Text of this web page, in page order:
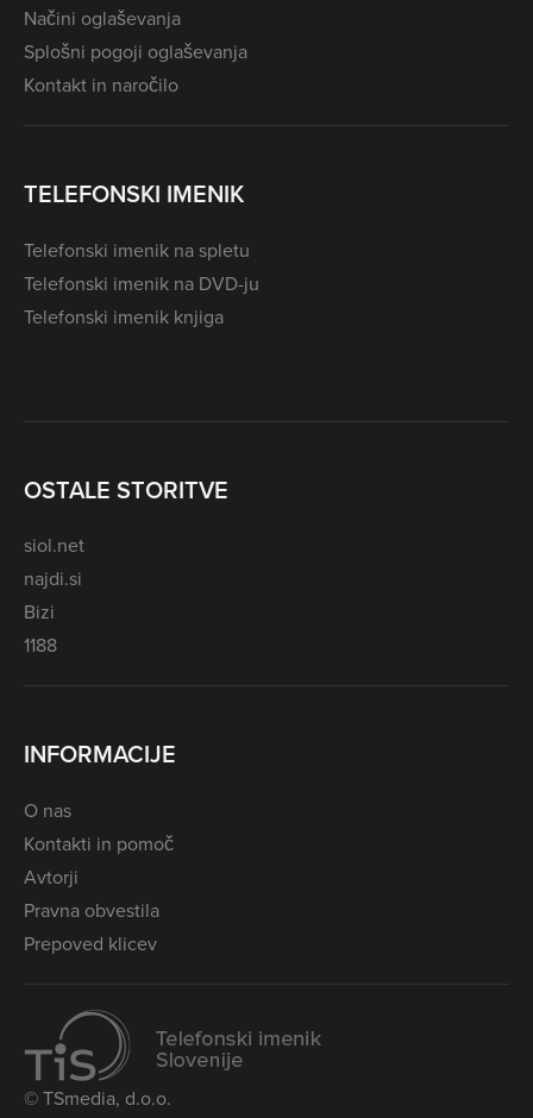
Načini oglaševanja
Splošni pogoji oglaševanja
Kontakt in naročilo
TELEFONSKI IMENIK
Telefonski imenik na spletu
Telefonski imenik na DVD-ju
Telefonski imenik knjiga
OSTALE STORITVE
siol.net
najdi.si
Bizi
1188
INFORMACIJE
O nas
Kontakti in pomoč
Avtorji
Pravna obvestila
Prepoved klicev
© TSmedia, d.o.o.